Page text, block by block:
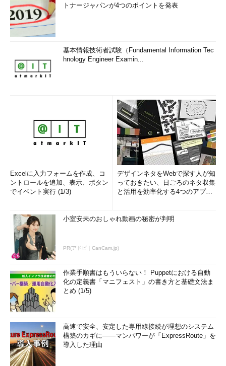
トナージャパンが4つのポイントを発表
基本情報技術者試験（Fundamental Information Tec
hnology Engineer Examin...
Excelに入力フォームを作成、コ
ントロールを追加、表示、ボタン
でイベント実行 (1/3)
デザインネタをWebで探す人が知
っておきたい、日ごろのネタ収集
と活用を効率化する4つのアプリ
小室安未のおしゃれ動画の秘密が判明
PR(アドビ｜CanCam.jp)
作業手順書はもういらない！ Puppetにおける自動
化の定義書「マニフェスト」の書き方と基礎文法ま
とめ (1/5)
高速で安全、安定した専用線接続が理想のシステム
構築のカギに――マンパワーが「ExpressRoute」を
導入した理由